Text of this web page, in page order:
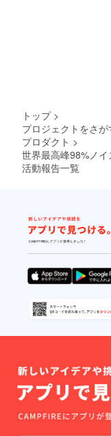
トップ >
プロジェクトをさが
プロダクト >
世界最高峰98%ノ
活動報告一覧